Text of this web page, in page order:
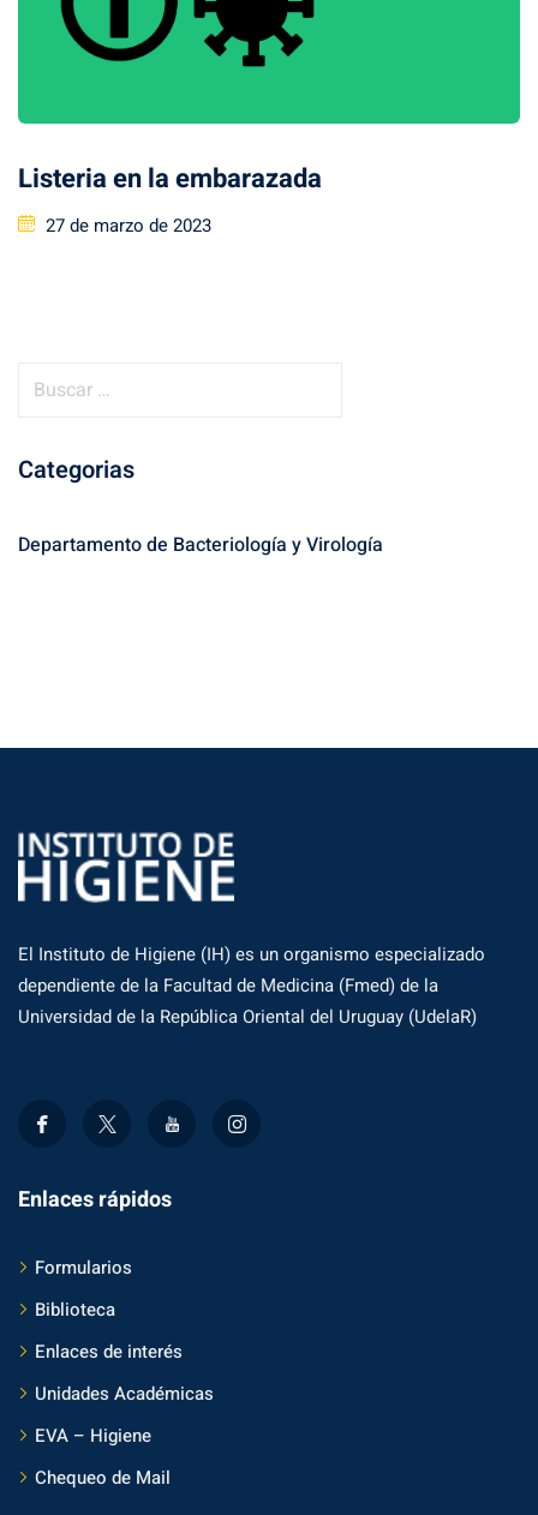
Listeria en la embarazada
Posted
27 de marzo de 2023
c
r
Categorias
Departamento de Bacteriología y Virología
El Instituto de Higiene (IH) es un organismo especializado
dependiente de la Facultad de Medicina (Fmed) de la
Universidad de la República Oriental del Uruguay (UdelaR)
Enlaces rápidos
Formularios
Biblioteca
Enlaces de interés
Unidades Académicas
EVA – Higiene
Chequeo de Mail